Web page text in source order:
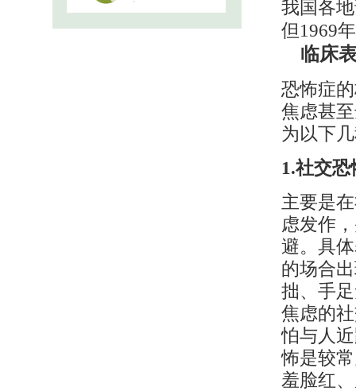
我国各
但1969
临床
恐怖症
焦虑甚
为以下
1.社交恐
主要是
虑发作
避。具
的场合
拙、手
焦虑的
怕与人
怖是较
羞脸红